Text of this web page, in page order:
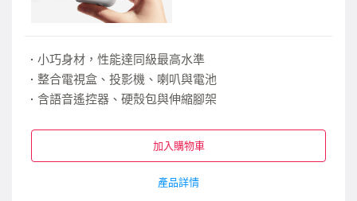
小巧身材，性能達同級最高水準
整合電視盒、投影機、喇叭與電池
含語音遙控器、硬殼包與伸縮腳架
加入購物車
產品詳情